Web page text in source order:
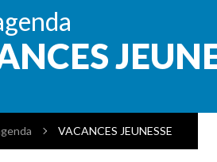
VACANCES JEUNESSE